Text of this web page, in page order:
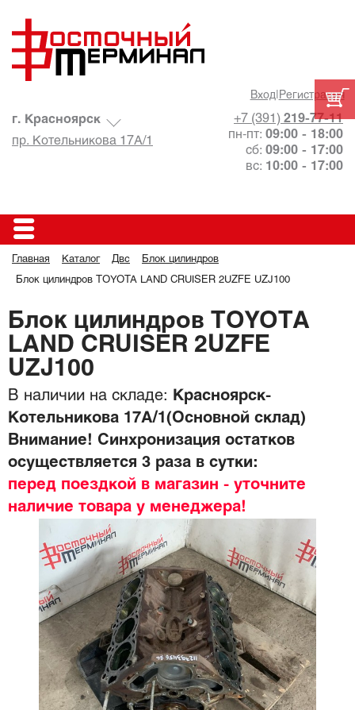
Вход| Регистрация
+7 (391) 219-77-11
пн-пт: 09:00 - 18:00
сб: 09:00 - 17:00
вс: 10:00 - 17:00
г. Красноярск
пр. Котельникова 17А/1
Главная Каталог Двс Блок цилиндров
Блок цилиндров TOYOTA LAND CRUISER 2UZFE UZJ100
Блок цилиндров TOYOTA
LAND CRUISER 2UZFE
UZJ100
В наличии на складе:
Красноярск-
Котельникова 17А/1(Основной склад)
Внимание! Синхронизация остатков
осуществляется 3 раза в сутки:
перед поездкой в магазин - уточните
наличие товара у менеджера!